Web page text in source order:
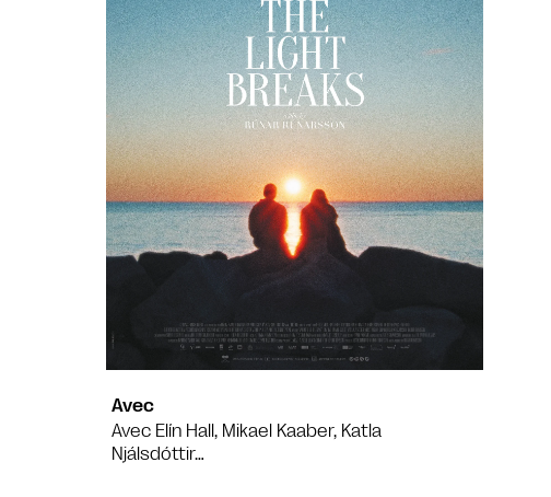
Avec
Avec Elín Hall, Mikael Kaaber, Katla
Njálsdóttir…